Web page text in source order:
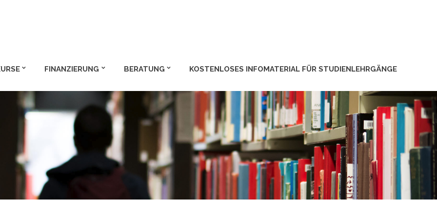
FINANZIERUNG BERATUNG KOSTENLOSES INFOMATERIAL FÜR STUDIENLEHRGÄNGE